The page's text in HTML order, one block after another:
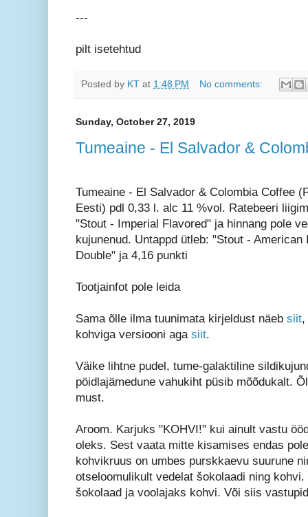
---
pilt isetehtud
Posted by KT at 1:48 PM No comments:
Sunday, October 27, 2019
Tumeaine - El Salvador &
Tumeaine - El Salvador & Colombia Coffee
Eesti) pdl 0,33 l. alc 11 %vol. Ratebeeri
"Stout - Imperial Flavored" ja hinnang pole
kujunenud. Untappd ütleb: "Stout - American
Double" ja 4,16 punkti
Tootjainfot pole leida
Sama õlle ilma tuunimata kirjeldust näeb siit,
kohviga versiooni aga siit.
Väike lihtne pudel, tume-galaktiline
pöidlajämedune vahukiht püsib mõõdukalt.
must.
Aroom. Karjuks "KOHVI!" kui ainult vastu
oleks. Sest vaata mitte kisamises endas
kohvikruus on umbes purskkaevu suurune
otseloomulikult vedelat šokolaadi ning
šokolaad ja voolajaks kohvi. Või siis